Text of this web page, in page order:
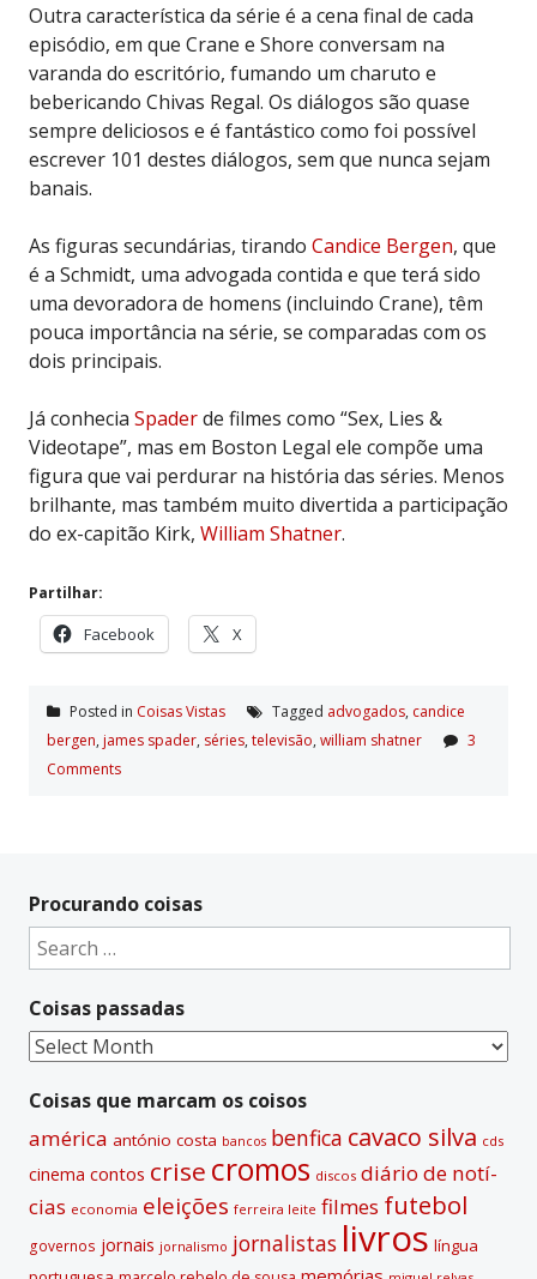
Outra característica da série é a cena final de cada
episódio, em que Crane e Shore conversam na
varanda do escritório, fumando um charuto e
bebericando Chivas Regal. Os diálogos são quase
sempre deliciosos e é fantástico como foi possível
escrever 101 destes diálogos, sem que nunca sejam
banais.
As figuras secundárias, tirando Candice Bergen, que
é a Schmidt, uma advogada contida e que terá sido
uma devoradora de homens (incluindo Crane), têm
pouca importância na série, se comparadas com os
dois principais.
Já conhecia Spaderde filmes como “Sex, Lies &
Videotape”, mas em Boston Legal ele compõe uma
figura que vai perdurar na história das séries. Menos
brilhante, mas também muito divertida a participação
do ex-capitão Kirk, William Shatner.
Partilhar:
Facebook X
Posted in Coisas Vistas Tagged advogados, candice
bergen, james spader, séries, televisão, william shatner
3
Comments
Procurando coisas
Search
for:
Coisas passadas
Coisas
Coisas que marcam os coisos
américa antónio costa bancos benfica cavaco silva cds
cinema contos crise cromos discos diário de notí­
cias economia eleições ferreira leite filmes futebol
governos jornais jornalismo jornalistas livros lí­ngua